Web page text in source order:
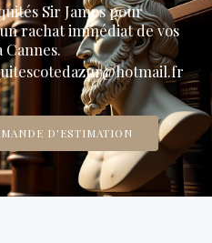
Sir James pour
rachat immédiat de vos
Cannes.
D'ESTIMATION